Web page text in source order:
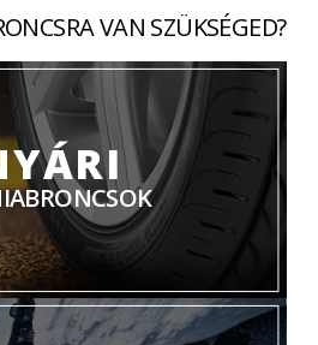
VAN SZÜKSÉGED?